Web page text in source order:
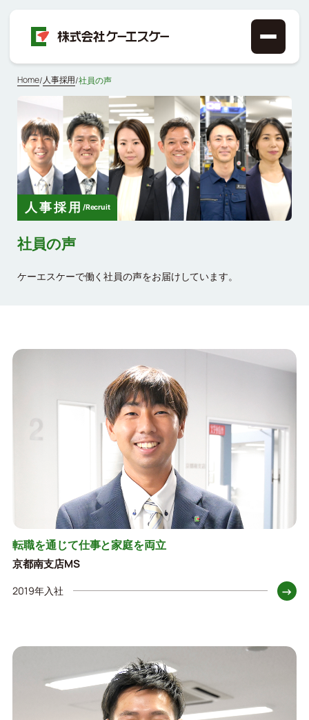
Home/人事採用/社員の声
人事採用 / Recruit
社員の声
ケーエスケーで働く社員の声をお届けしています。
転職を通じて仕事と家庭を両立
京都南支店MS
2019年入社 →